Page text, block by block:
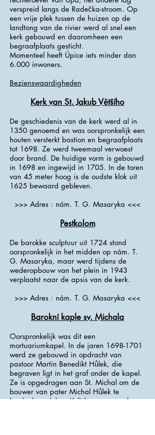
verspreid langs de Radečka-stroom. Op
een vrije plek tussen de huizen op de
landtong van de rivier werd al snel een
kerk gebouwd en daaromheen een
begraafplaats gesticht.
Momenteel heeft Úpice iets minder dan
6.000 inwoners.
Bezienswaardigheden
Kerk van St. Jakub Většího
De geschiedenis van de kerk werd al in
1350 genoemd en was oorspronkelijk een
houten versterkt bastion en begraafplaats
tot 1698. Ze werd tweemaal verwoest
door brand. De huidige vorm is gebouwd
in 1698 en ingewijd in 1705. In de toren
van 45 meter hoog is de oudste klok uit
1625 bewaard gebleven.
>>> Adres : nám. T. G. Masaryka <<<
Pestkolom
De barokke sculptuur uit 1724 stond
oorspronkelijk in het midden op nám. T.
G. Masaryka, maar werd tijdens de
wederopbouw van het plein in 1943
verplaatst naar de apsis van de kerk.
>>> Adres : nám. T. G. Masaryka <<<
Barokní kaple sv. Michala
Oorspronkelijk was dit een
mortuariumkapel. In de jaren 1698-1701
werd ze gebouwd in opdracht van
pastoor Martin Benedikt Hůlek, die
begraven ligt in het graf onder de kapel.
Ze is opgedragen aan St. Michal om de
bouwer van pater Michal Hůlek te
herdenken. Adam Kolisko, een van de